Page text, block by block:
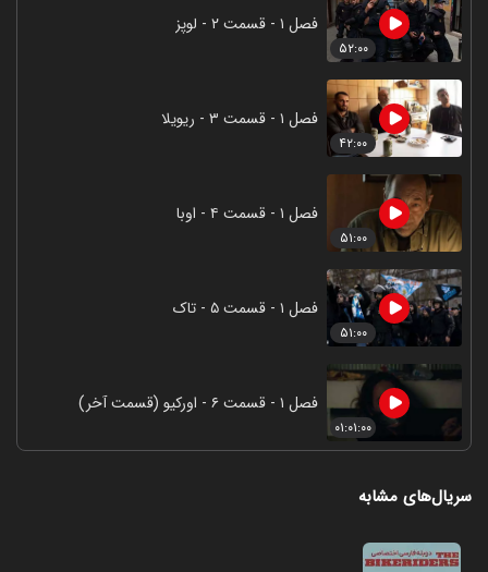
۵۲:۰۰
فصل ۱ - قسمت ۲ - لوپز
۴۲:۰۰
فصل ۱ - قسمت ۳ - ریویلا
۵۱:۰۰
فصل ۱ - قسمت ۴ - اوبا
۵۱:۰۰
فصل ۱ - قسمت ۵ - تاک
۰۱:۰۱:۰۰
فصل ۱ - قسمت ۶ - اورکیو (قسمت آخر)
سریال‌های مشابه